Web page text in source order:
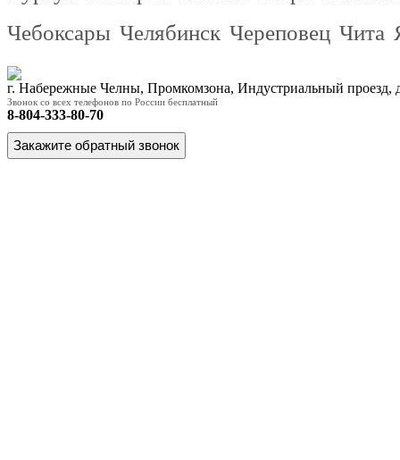
Чебоксары Челябинск Череповец Чита
г. Набережные Челны, Промкомзона, Индустриальный
Звонок со всех телефонов по России бесплатный
8-804-333-80-70